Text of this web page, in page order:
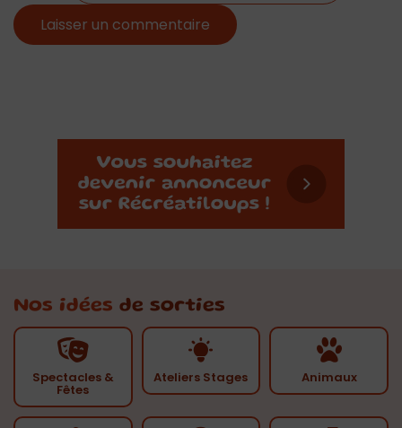
Nos idées de sorties
Spectacles &
Fêtes
Ateliers Stages Animaux